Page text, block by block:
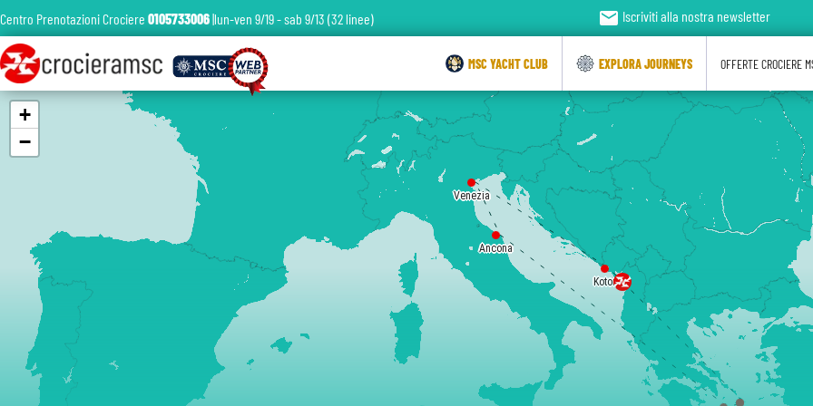
Venezia
Kotor
Ancona
+
−
Centro Prenotazioni Crociere 0105733006|lun-ven 9/19 - sab 9/13 (32 linee) email Iscriviti alla nostra newsletter
MSC YACHT CLUB EXPLORA JOURNEYS OFFERTE CROCIERE